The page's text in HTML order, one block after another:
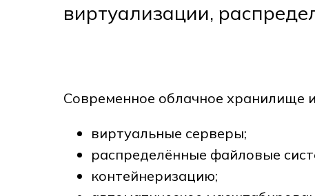
виртуализации,
Современное облачное хранилище
виртуальные серверы;
распределённые файловые
контейнеризацию;